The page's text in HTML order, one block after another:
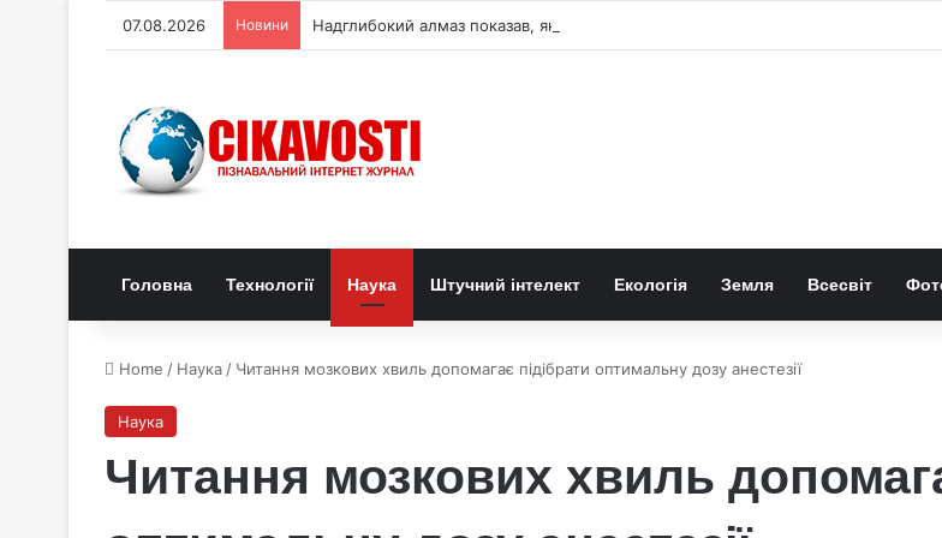
07.08.2026 Новини Надглибокий алмаз показав, як вода проникає в мантію Землі
Головна Технології Наука Штучний інтелект Екологія Земля Всесвіт
Home / Наука / Читання мозкових хвиль допомагає підібрати оптимальну дозу анестезії
Наука
Читання мозкових хвиль